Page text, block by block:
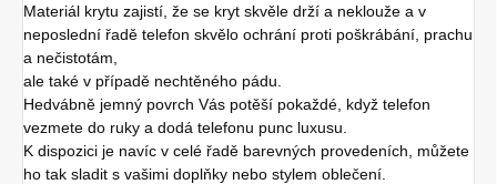
Materiál krytu zajistí, že se kryt skvěle drží a neklouže a v
neposlední řadě telefon skvělo ochrání proti poškrábání, prachu
a nečistotám,
ale také v případě nechtěného pádu.
Hedvábně jemný povrch Vás potěší pokaždé, když telefon
vezmete do ruky a dodá telefonu punc luxusu.
K dispozici je navíc v celé řadě barevných provedeních, můžete
ho tak sladit s vašimi doplňky nebo stylem oblečení.